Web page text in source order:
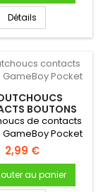
Détails
BOUTONS
POCKET
de contacts
Pocket
Pocket
Bouton A...
2,99 €
au panier